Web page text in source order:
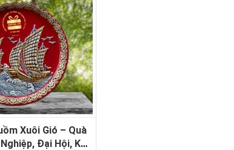
Xuôi Gió – Quà
Đại Hội, Kỷ